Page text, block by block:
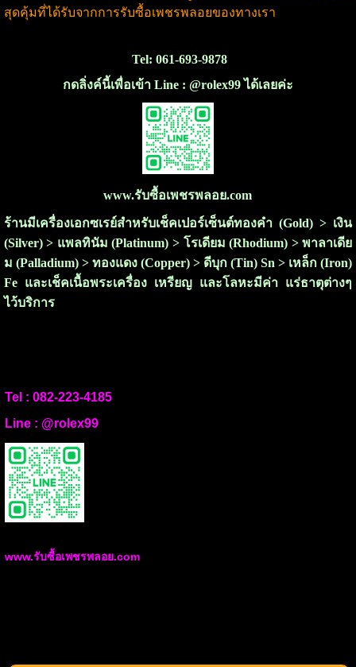
สุดคุ้มที่ได้รับจากการรับซื้อเพชรพลอยของทางเรา
Tel: 061-693-9878
กดลิ่งค์นี้เพื่อเข้า Line : @rolex99 ได้เลยค่ะ
www.รับซื้อเพชรพลอย.com
ร้านมีเครื่องเอกซเรย์สำหรับเช็คเปอร์เซ็นต์ทองคำ (Gold) > เงิน
(Silver) > แพลทินัม (Platinum) > โรเดียม (Rhodium) > พาลาเดีย
ม (Palladium) > ทองแดง (Copper) > ดีบุก (Tin) Sn > เหล็ก (Iron)
Fe และเช็คเนื้อพระเครื่อง เหรียญ และโลหะมีค่า แร่ธาตุต่างๆ
ไว้บริการ
Tel : 082-223-4185
Line : @rolex99
www.รับซื้อเพชรพลอย.com